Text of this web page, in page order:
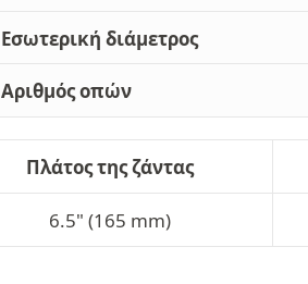
Εσωτερική διάμετρος
Αριθμός οπών
Πλάτος της ζάντας
6.5" (165 mm)